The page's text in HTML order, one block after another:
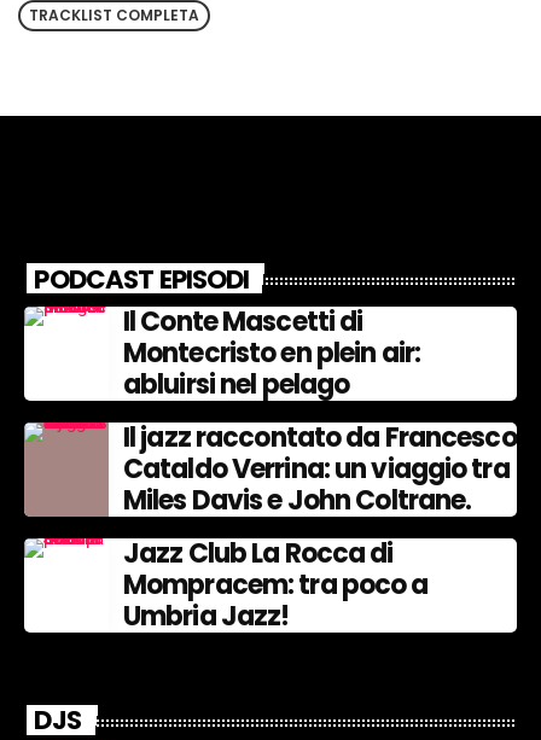
TRACKLIST COMPLETA
PODCAST EPISODI
Il Conte Mascetti di
Montecristo en plein air:
abluirsi nel pelago
Il jazz raccontato da Francesco
Cataldo Verrina: un viaggio tra
Miles Davis e John Coltrane.
Jazz Club La Rocca di
Mompracem: tra poco a
Umbria Jazz!
DJS